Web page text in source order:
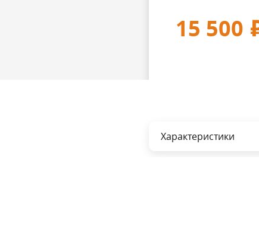
15 500
Характеристики